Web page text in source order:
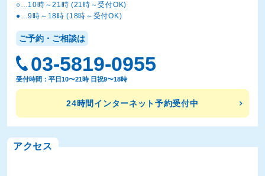
○…10時～21時 (21時～受付OK)
●…9時～18時 (18時～受付OK)
ご予約・ご相談は
03-5819-0955
受付時間：平日10〜21時 日祝9〜18時
24時間インターネット予約受付中
アクセス